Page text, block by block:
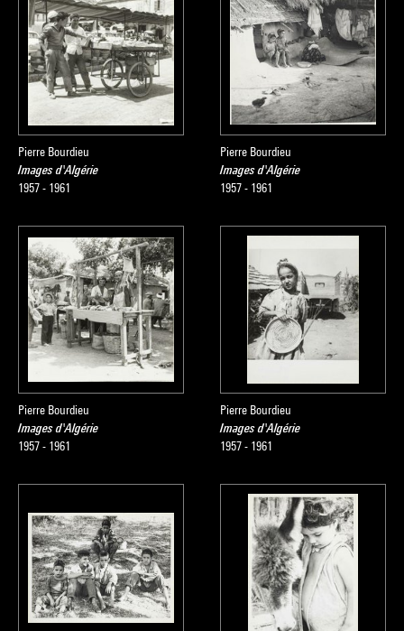
Pierre Bourdieu
Images d'Algérie
1957 - 1961
Pierre Bourdieu
Images d'Algérie
1957 - 1961
Pierre Bourdieu
Images d'Algérie
1957 - 1961
Pierre Bourdieu
Images d'Algérie
1957 - 1961